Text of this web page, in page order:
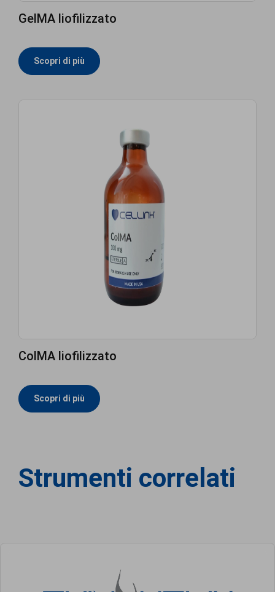
GelMA liofilizzato
Scopri di più
ColMA liofilizzato
Scopri di più
Strumenti correlati